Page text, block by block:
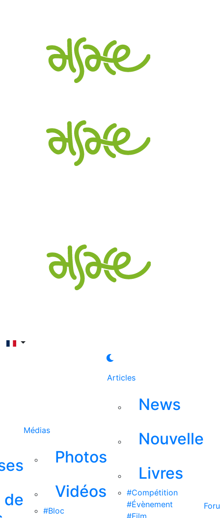
de
Médias
Photos
Vidéos
#Bloc
Articles
News
Nouvelle
Livres
#Compétition
#Évènement
#Film